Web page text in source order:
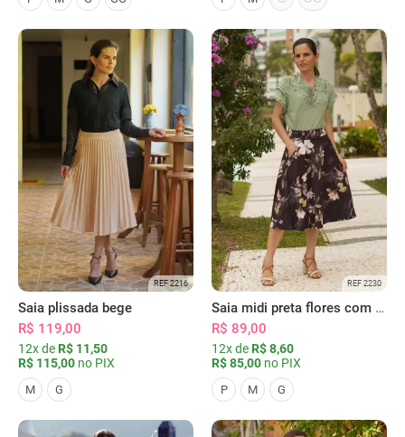
REF 2216
Saia plissada bege
R$ 119,00
12x de R$ 11,50
R$ 115,00 no PIX
M G
REF 2230
Saia midi preta flores com bolsos
R$ 89,00
12x de R$ 8,60
R$ 85,00 no PIX
P M G